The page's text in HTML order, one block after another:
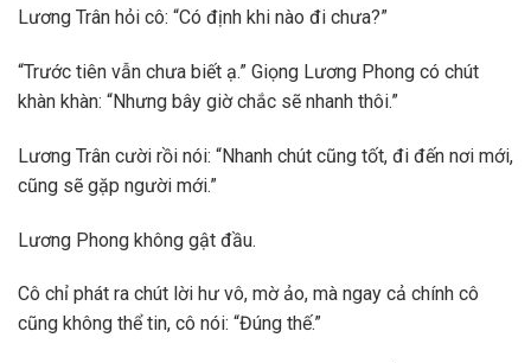
Lương Trân hỏi cô: “Có định khi nào đi chưa?”
“Trước tiên vẫn chưa biết ạ.” Giọng Lương Phong có chút
khàn khàn: “Nhưng bây giờ chắc sẽ nhanh thôi.”
Lương Trân cười rồi nói: “Nhanh chút cũng tốt, đi đến nơi mới,
cũng sẽ gặp người mới.”
Lương Phong không gật đầu.
Cô chỉ phát ra chút lời hư vô, mờ ảo, mà ngay cả chính cô
cũng không thể tin, cô nói: “Đúng thế.”